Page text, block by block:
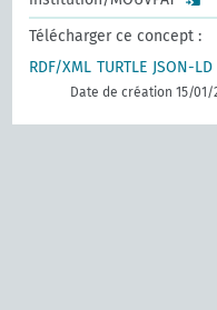
Télécharger ce concept :
RDF/XML TURTLE JSON-LD
Date de création 15/